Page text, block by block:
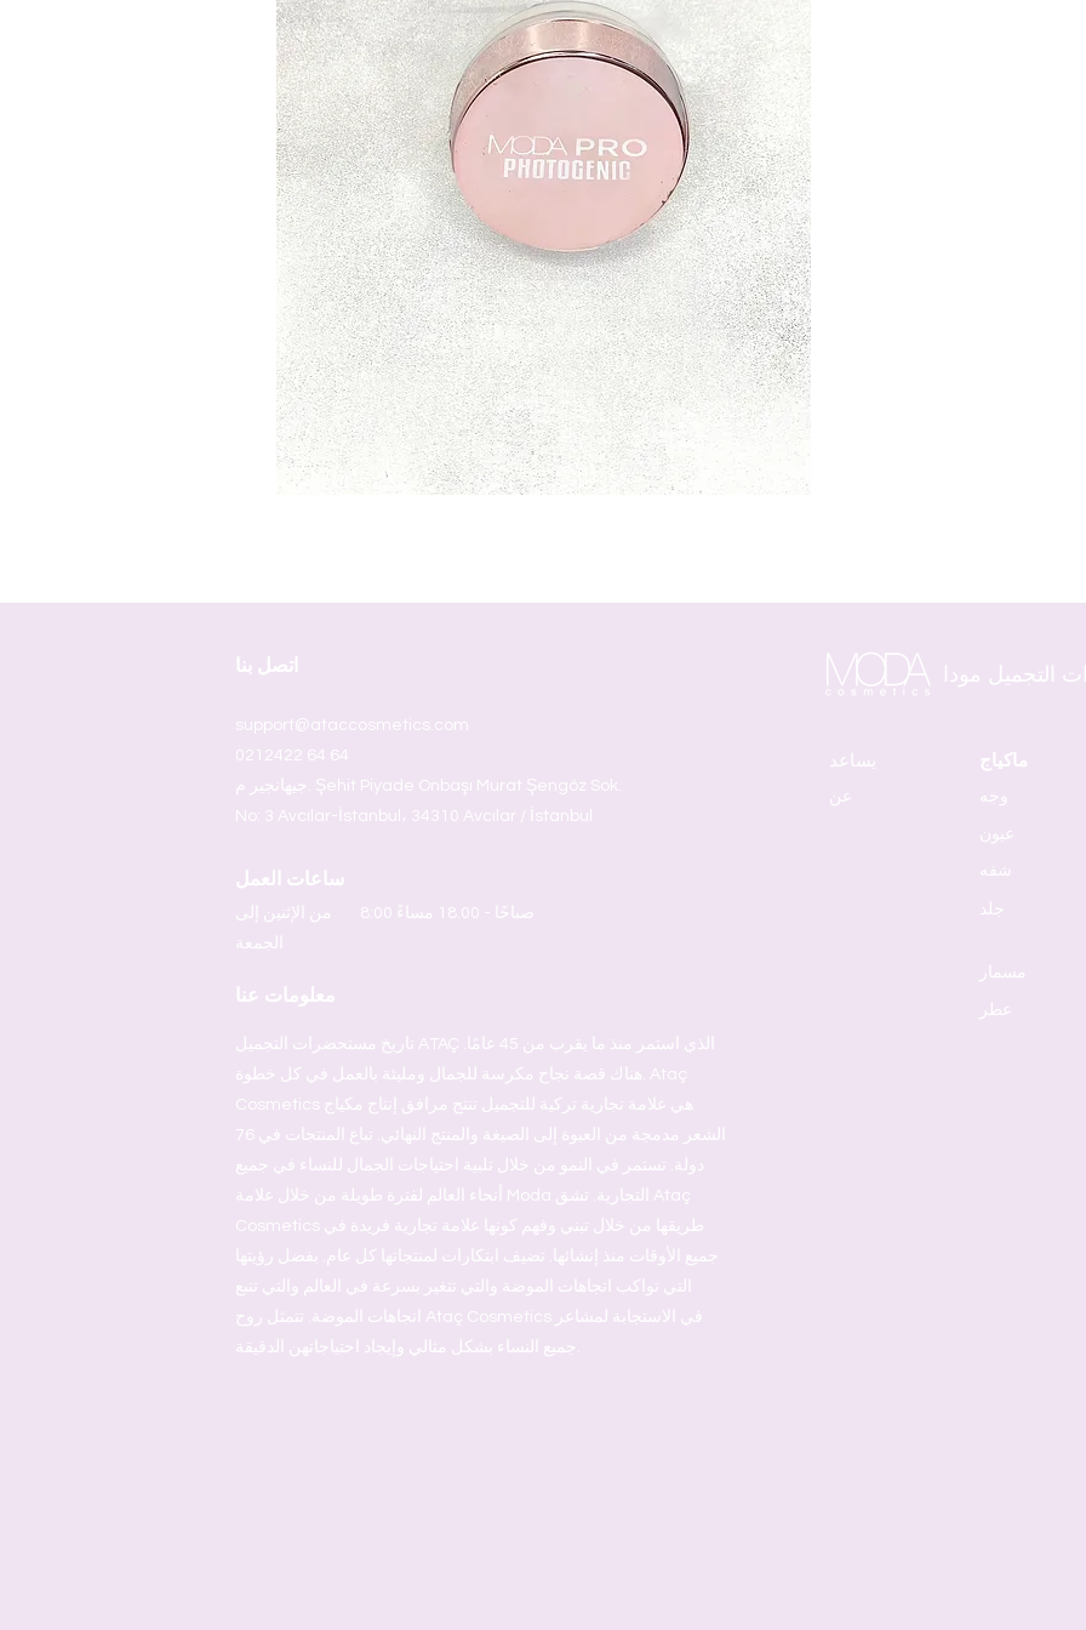
اتصل بنا التجميل مودا
support@ataccosmetics.com
0212422 64 64
جيهانجير م. Şehit Piyade Onbaşı Murat Şengöz Sok.
No: 3 Avcılar-İstanbul، 34310 Avcılar / İstanbul
ساعات العمل
من الإثنين إلى
الجمعة
8:00 صباحًا - 18.00 مساءً
يساعد
عن
ماكياج
وجه
عيون
شفه
جلد
مسمار
معلومات عنا
عطر
تاريخ مستحضرات التجميل ATAÇ الذي استمر منذ ما يقرب من 45 عامًا.
هناك قصة نجاح مكرسة للجمال ومليئة بالعمل في كل خطوة. Ataç
Cosmetics هي علامة تجارية تركية للتجميل تنتج مرافق إنتاج مكياج
الشعر مدمجة من العبوة إلى الصيغة والمنتج النهائي. تباع المنتجات في 76
دولة. تستمر في النمو من خلال تلبية احتياجات الجمال للنساء في جميع
أنحاء العالم لفترة طويلة من خلال علامة Moda التجارية. تشق Ataç
Cosmetics طريقها من خلال تبني وفهم كونها علامة تجارية فريدة في
جميع الأوقات منذ إنشائها. تضيف ابتكارات لمنتجاتها كل عام. بفضل رؤيتها
التي تواكب اتجاهات الموضة والتي تتغير بسرعة في العالم والتي تتبع
اتجاهات الموضة. تتمثل روح Ataç Cosmetics في الاستجابة لمشاعر
جميع النساء بشكل مثالي وإيجاد احتياجاتهن الدقيقة.